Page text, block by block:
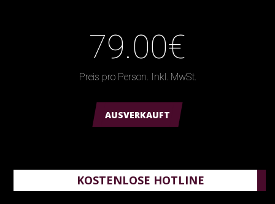
79.00€
Preis pro Person. Inkl. MwSt.
AUSVERKAUFT
KOSTENLOSE HOTLINE